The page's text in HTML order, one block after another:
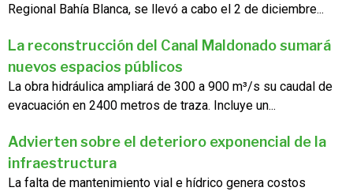
Regional Bahía Blanca, se llevó a cabo el 2 de diciembre...
La reconstrucción del Canal Maldonado sumará
nuevos espacios públicos
La obra hidráulica ampliará de 300 a 900 m³/s su caudal de
evacuación en 2400 metros de traza. Incluye un...
Advierten sobre el deterioro exponencial de la
infraestructura
La falta de mantenimiento vial e hídrico genera costos